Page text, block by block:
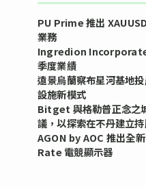
PU Prime 推出
業務
Ingredion
季度業績
遠景烏蘭察布星河基地
設施新模式
Bitget 與格勒普正念之
議，以探索在不丹建立
AGON by AOC 推出全
Rate 電競顯示器